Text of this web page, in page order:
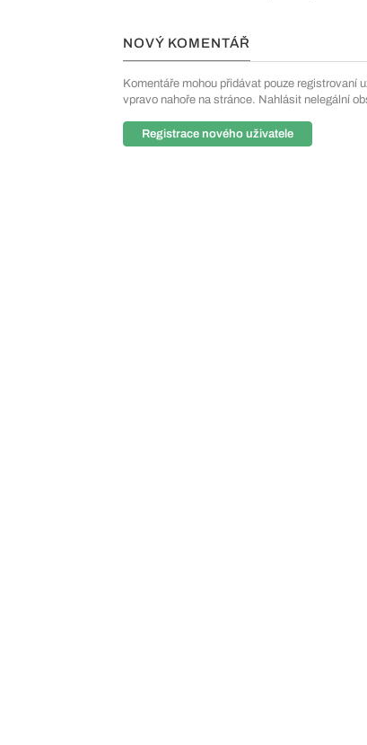
NOVÝ KOMENTÁŘ
Komentáře mohou přidávat pouze registrovaní
vpravo nahoře na stránce. Nahlásit nelegální
Registrace nového uživatele